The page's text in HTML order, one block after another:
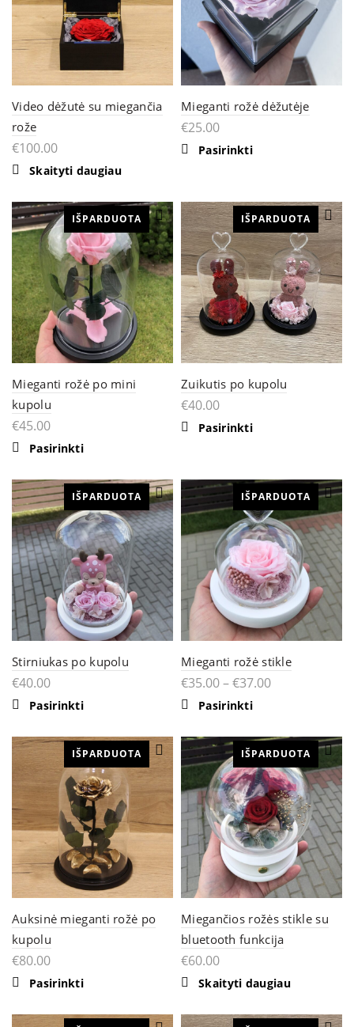
chosen
on
the
product
Video dėžutė su miegančia
rože
€100.00
Skaityti daugiau
Mieganti rožė dėžutėje
€25.00
PasirinktiThis
variants.
The
options
may
be
chosen
on
the
product
page
IŠPARDUOTA
Mieganti rožė po mini
kupolu
€45.00
PasirinktiThis
multiple
variants.
The
options
may
be
chosen
on
the
product
page
IŠPARDUOTA
Zuikutis po kupolu
€40.00
PasirinktiThis
variants.
The
options
may
be
chosen
on
the
product
page
IŠPARDUOTA
Stirniukas po kupolu
€40.00
PasirinktiThis
multiple
variants.
The
options
may
be
chosen
on
the
product
page
IŠPARDUOTA
Mieganti rožė stikle
€35.00–€37.00
PasirinktiThis
multiple
variants.
The
options
may
be
chosen
on
the
product
page
IŠPARDUOTA
Auksinė mieganti rožė po
kupolu
€80.00
Pasirinkti
IŠPARDUOTA
Miegančios rožės stikle su
bluetooth funkcija
€60.00
Skaityti daugiau